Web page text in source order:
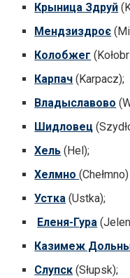
Крыница Здруй
Мендзиздроє
Колобжег
Карпач (Karpacz);
Владыславово
Шидловец
Хель (Hel);
Хелмно(Chełmno)
Устка (Ustka);
Еленя-Гура
Казимеж
Слупск (Słupsk);